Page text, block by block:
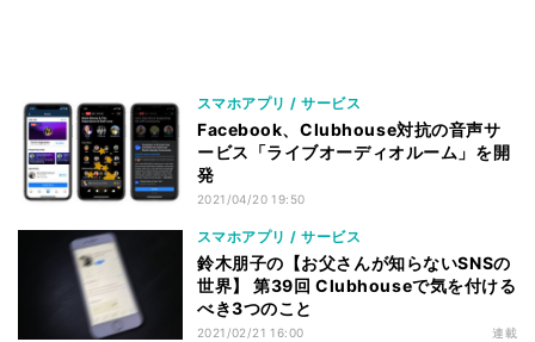
スマホアプリ / サービス
Facebook、Clubhouse対抗の音声サ
ービス「ライブオーディオルーム」を開
発
2021/04/20 19:50
スマホアプリ / サービス
鈴木朋子の【お父さんが知らないSNSの
世界】 第39回 Clubhouseで気を付ける
べき3つのこと
2021/02/21 16:00 連載